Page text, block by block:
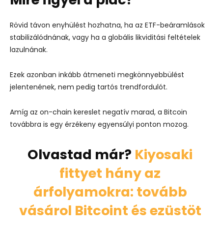
Rövid távon enyhülést hozhatna, ha az ETF-beáramlások
stabilizálódnának, vagy ha a globális likviditási feltételek
lazulnának.
Ezek azonban inkább átmeneti megkönnyebbülést
jelentenének, nem pedig tartós trendfordulót.
Amíg az on-chain kereslet negatív marad, a Bitcoin
továbbra is egy érzékeny egyensúlyi ponton mozog.
Olvastad már? Kiyosaki
fittyet hány az
árfolyamokra: tovább
vásárol Bitcoint és ezüstöt